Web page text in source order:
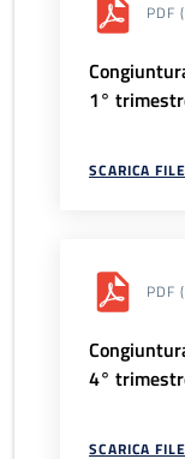
PDF
1°
SCARICA FILE
PDF
4°
SCARICA FILE